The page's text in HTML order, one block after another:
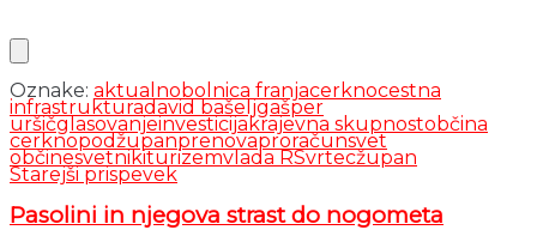
Oznake: aktualnobolnica franjacerknocestna
infrastrukturadavid bašeljgašper
uršičglasovanjeinvesticija krajevna skupnostobčina
cerknopodžupanprenovaproračunsvet
občinesvetnikiturizemvlada RSvrtecžupan
Starejši prispevek
Pasolini in njegova strast do nogometa